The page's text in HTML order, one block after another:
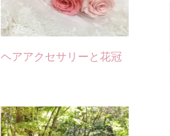
ヘアアクセサリーと花冠